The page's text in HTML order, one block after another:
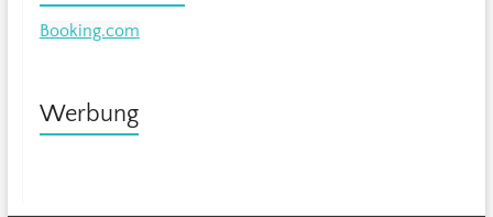
Booking.com
Werbung